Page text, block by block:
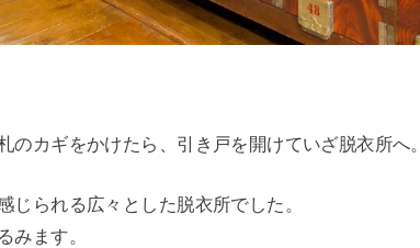
のカギをかけたら、引き戸を開けていざ脱衣所へ。
じられる広々とした脱衣所でした。
みます。